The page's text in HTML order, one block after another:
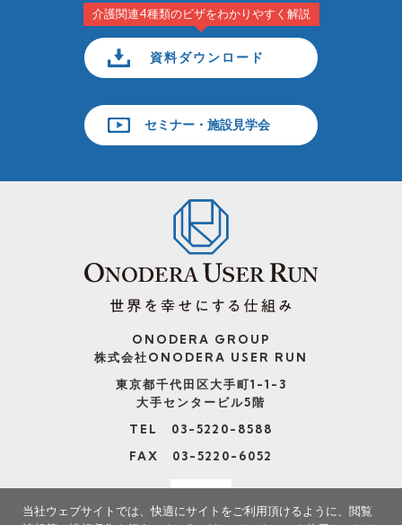
介護関連4種類のビザをわかりやすく解説
資料ダウンロード
セミナー・施設見学会
ONODERA GROUP
株式会社ONODERA USER RUN
東京都千代田区大手町1-1-3
大手センタービル5階
TEL 03-5220-8588
FAX 03-5220-6052
当社ウェブサイトでは、快適にサイトをご利用頂けるように、閲覧